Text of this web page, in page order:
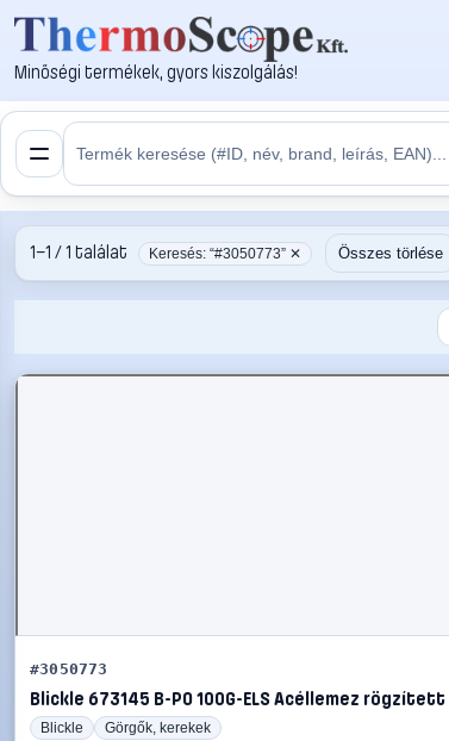
Minőségi termékek, gyors kiszolgálás!
1–1 / 1 találat Keresés: “#3050773” ✕ Összes törlése
#3050773
Blickle 673145 B-PO 100G-ELS Acéllemez
Blickle Görgők, kerekek